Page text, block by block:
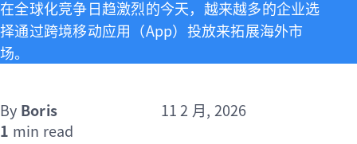
在全球化竞争日趋激烈的今天，越来越多的企业选
择通过跨境移动应用（App）投放来拓展海外市
场。
By Boris
11 2 月, 2026
1 min read